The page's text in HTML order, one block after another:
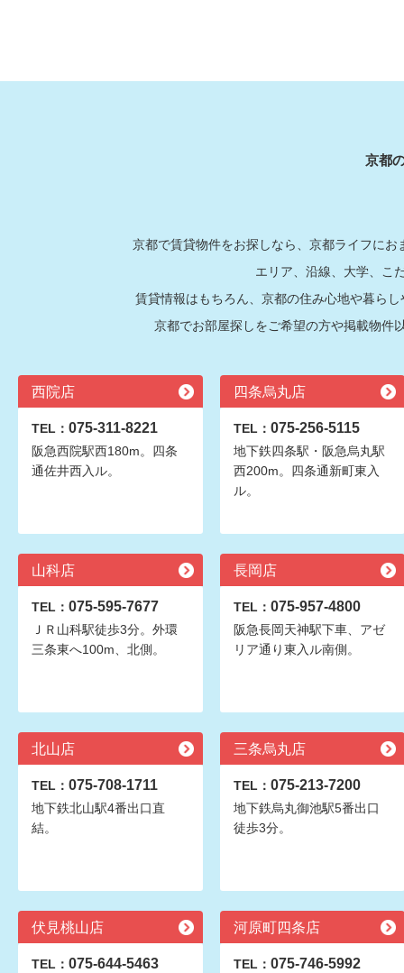
京都
京都で賃貸物件をお探しなら、京都ライフに
エリア、沿線、大学、こ
賃貸情報はもちろん、京都の住み心地や暮ら
京都でお部屋探しをご希望の方や掲載物件
西院店
TEL： 075-311-8221
阪急西院駅西180m。四条
通佐井西入ル。
四条烏丸店
TEL： 075-256-5115
地下鉄四条駅・阪急烏丸駅
西200m。四条通新町東入
ル。
山科店
TEL： 075-595-7677
ＪＲ山科駅徒歩3分。外環
三条東へ100m、北側。
長岡店
TEL： 075-957-4800
阪急長岡天神駅下車、アゼ
リア通り東入ル南側。
北山店
TEL： 075-708-1711
地下鉄北山駅4番出口直
結。
三条烏丸店
TEL： 075-213-7200
地下鉄烏丸御池駅5番出口
徒歩3分。
伏見桃山店
TEL： 075-644-5463
河原町四条店
TEL： 075-746-5992